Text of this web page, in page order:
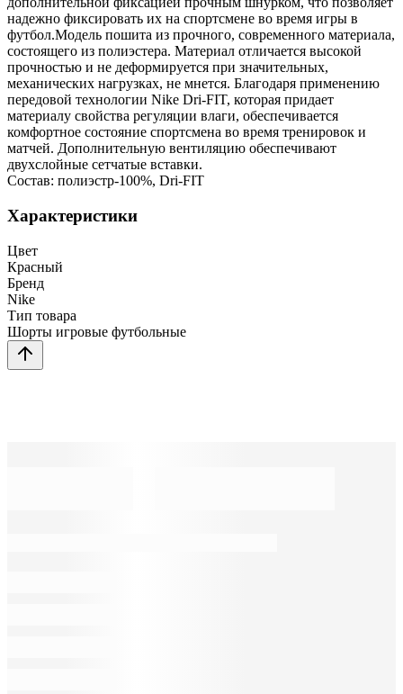
надежно фиксировать их на спортсмене во время игры в
футбол.Модель пошита из прочного, современного материала,
состоящего из полиэстера. Материал отличается высокой
прочностью и не деформируется при значительных,
механических нагрузках, не мнется. Благодаря применению
передовой технологии Nike Dri-FIT, которая придает
материалу свойства регуляции влаги, обеспечивается
комфортное состояние спортсмена во время тренировок и
матчей. Дополнительную вентиляцию обеспечивают
двухслойные сетчатые вставки.
Состав: полиэстр-100%, Dri-FIT
Характеристики
Цвет
Красный
Бренд
Nike
Тип товара
Шорты игровые футбольные